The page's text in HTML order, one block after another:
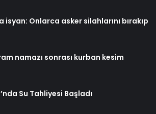
Onlarca asker silahlarını bırakıp
namazı sonrası kurban kesim
Su Tahliyesi Başladı